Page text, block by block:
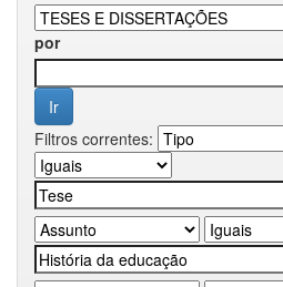
por
Filtros correntes: